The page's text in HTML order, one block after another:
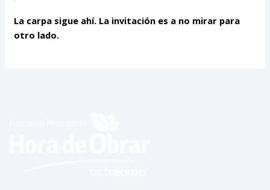
La carpa sigue ahí. La invitación es a no mirar para
otro lado.